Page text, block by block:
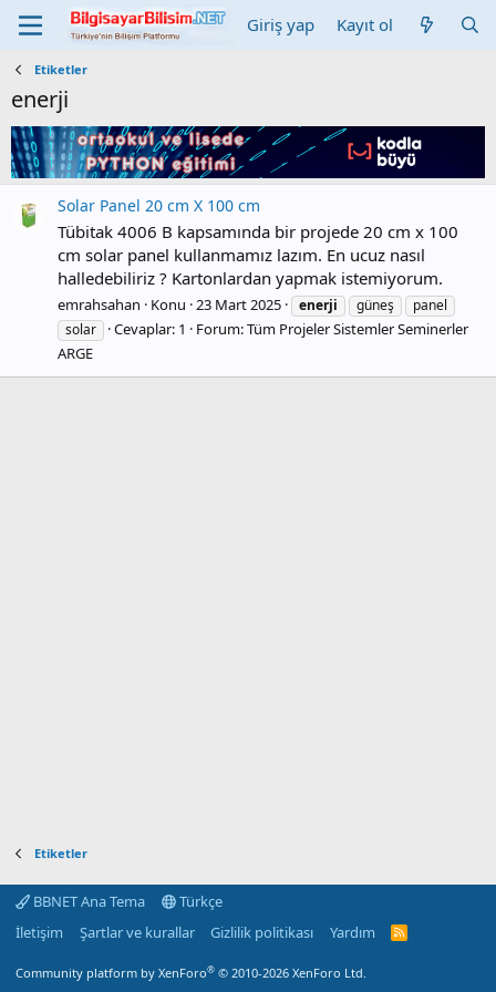
Giriş yap Kayıt ol
Etiketler
enerji
Solar Panel 20 cm X 100 cm
Tübitak 4006 B kapsamında bir projede 20 cm x 100
cm solar panel kullanmamız lazım. En ucuz nasıl
halledebiliriz ? Kartonlardan yapmak istemiyorum.
emrahsahan Konu 23 Mart 2025 enerji güneş
panel
solar
Cevaplar: 1 Forum:Tüm Projeler Sistemler Seminerler
ARGE
Etiketler
BBNET Ana Tema
Türkçe
İletişim
Şartlar ve kurallar Gizlilik politikası Yardım
R
Community platform by XenForo® © 2010-2026 XenForo Ltd.